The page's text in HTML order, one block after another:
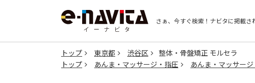
さぁ、今すぐ検索！ ナビタに掲載さ
トップ 東京都 渋谷区
整体・骨盤矯正 モルセラ
トップ
あんま・マッサージ・指圧 あんま・マッサー